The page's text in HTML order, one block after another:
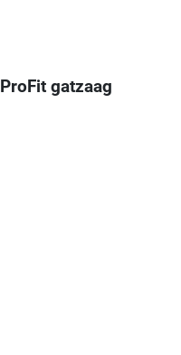
gatzaag